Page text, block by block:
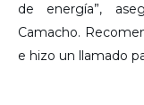
de energía”,
Camacho.
e hizo un llamado